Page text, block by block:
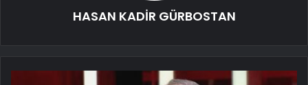
HASAN KADİR GÜRBOSTAN